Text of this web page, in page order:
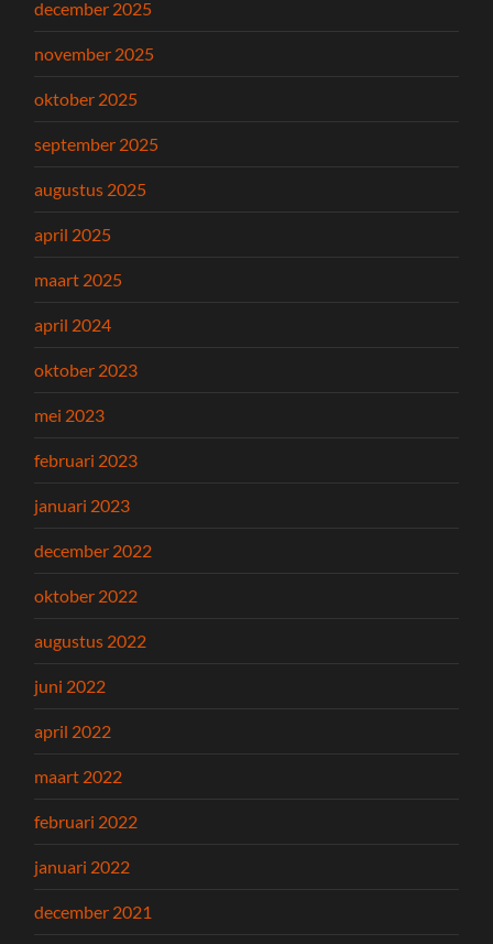
december 2025
november 2025
oktober 2025
september 2025
augustus 2025
april 2025
maart 2025
april 2024
oktober 2023
mei 2023
februari 2023
januari 2023
december 2022
oktober 2022
augustus 2022
juni 2022
april 2022
maart 2022
februari 2022
januari 2022
december 2021